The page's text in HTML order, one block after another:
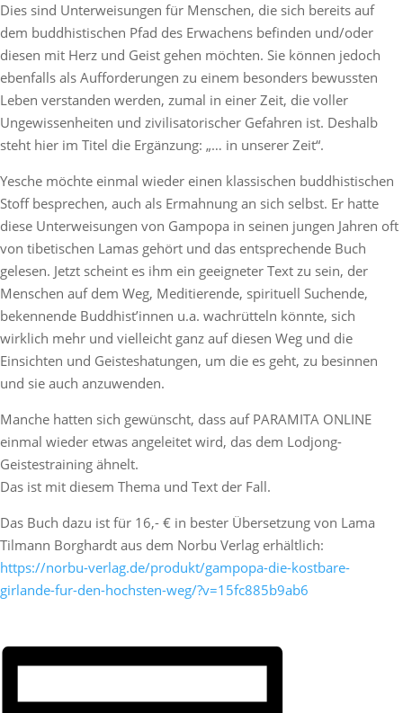
Dies sind Unterweisungen für Menschen, die sich bereits auf
dem buddhistischen Pfad des Erwachens befinden und/oder
diesen mit Herz und Geist gehen möchten. Sie können jedoch
ebenfalls als Aufforderungen zu einem besonders bewussten
Leben verstanden werden, zumal in einer Zeit, die voller
Ungewissenheiten und zivilisatorischer Gefahren ist. Deshalb
steht hier im Titel die Ergänzung: „… in unserer Zeit“.
Yesche möchte einmal wieder einen klassischen buddhistischen
Stoff besprechen, auch als Ermahnung an sich selbst. Er hatte
diese Unterweisungen von Gampopa in seinen jungen Jahren oft
von tibetischen Lamas gehört und das entsprechende Buch
gelesen. Jetzt scheint es ihm ein geeigneter Text zu sein, der
Menschen auf dem Weg, Meditierende, spirituell Suchende,
bekennende Buddhist’innen u.a. wachrütteln könnte, sich
wirklich mehr und vielleicht ganz auf diesen Weg und die
Einsichten und Geisteshatungen, um die es geht, zu besinnen
und sie auch anzuwenden.
Manche hatten sich gewünscht, dass auf PARAMITA ONLINE
einmal wieder etwas angeleitet wird, das dem Lodjong-
Geistestraining ähnelt.
Das ist mit diesem Thema und Text der Fall.
Das Buch dazu ist für 16,- € in bester Übersetzung von Lama
Tilmann Borghardt aus dem Norbu Verlag erhältlich:
https://norbu-verlag.de/produkt/gampopa-die-kostbare-
girlande-fur-den-hochsten-weg/?v=15fc885b9ab6